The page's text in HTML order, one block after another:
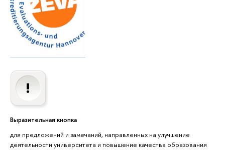
Выразительная кнопка
для предложений и замечаний, направленных на улучшение
деятельности университета и повышение качества образования